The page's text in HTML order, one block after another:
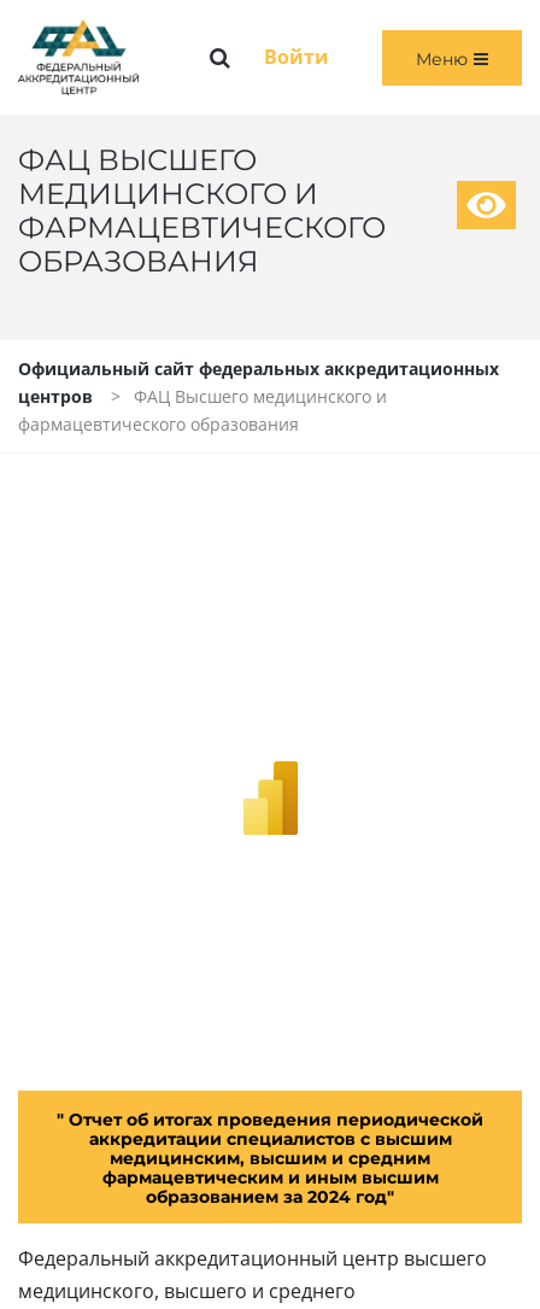
Войти Меню
ФАЦ ВЫСШЕГО
МЕДИЦИНСКОГО И
ФАРМАЦЕВТИЧЕСКОГО
ОБРАЗОВАНИЯ
Официальный сайт федеральных аккредитационных
центров
ФАЦ Высшего медицинского и
фармацевтического образования
" Отчет об итогах проведения периодической
аккредитации специалистов с высшим
медицинским, высшим и средним
фармацевтическим и иным высшим
образованием за 2024 год"
Федеральный аккредитационный центр высшего
медицинского, высшего и среднего
ГЛАВНАЯ
ОБЩАЯ ИНФОРМАЦИЯ
ВОЙТИ